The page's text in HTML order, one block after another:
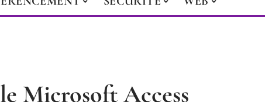
Microsoft Access